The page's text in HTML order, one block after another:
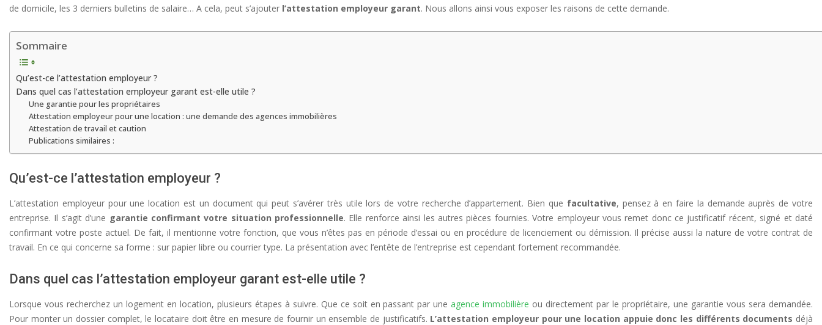
de domicile, les 3 derniers bulletins de salaire… A cela, peut s’ajouter l’attestation employeur garant. Nous allons ainsi vous exposer les raisons de cette demande.
Sommaire
Qu’est-ce l’attestation employeur ?
Dans quel cas l’attestation employeur garant est-elle utile ?
Une garantie pour les propriétaires
Attestation employeur pour une location : une demande des agences immobilières
Attestation de travail et caution
Publications similaires :
Qu’est-ce l’attestation employeur ?
L’attestation employeur pour une location est un document qui peut s’avérer très utile lors de votre recherche d’appartement. Bien que facultative, pensez à en faire la demande auprès de votre
entreprise. Il s’agit d’une garantie confirmant votre situation professionnelle. Elle renforce ainsi les autres pièces fournies. Votre employeur vous remet donc ce justificatif récent, signé et daté
confirmant votre poste actuel. De fait, il mentionne votre fonction, que vous n’êtes pas en période d’essai ou en procédure de licenciement ou démission. Il précise aussi la nature de votre contrat de
travail. En ce qui concerne sa forme : sur papier libre ou courrier type. La présentation avec l’entête de l’entreprise est cependant fortement recommandée.
Dans quel cas l’attestation employeur garant est-elle utile ?
Lorsque vous recherchez un logement en location, plusieurs étapes à suivre. Que ce soit en passant par uneagence immobilière ou directement par le propriétaire, une garantie vous sera demandée.
Pour monter un dossier complet, le locataire doit être en mesure de fournir un ensemble de justificatifs. L’attestation employeur pour une location appuie donc les différents documents déjà